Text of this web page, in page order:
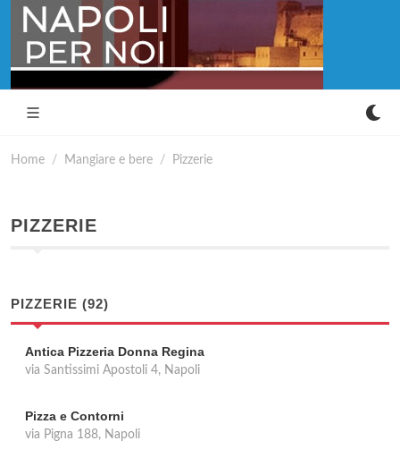
Home Mangiare e bere Pizzerie
PIZZERIE
PIZZERIE (92)
Antica Pizzeria Donna Regina
via Santissimi Apostoli 4, Napoli
Pizza e Contorni
via Pigna 188, Napoli